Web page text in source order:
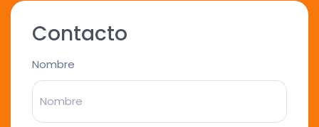
Contacto
Nombre